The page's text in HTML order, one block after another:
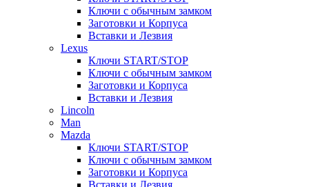
Ключи с обычным замком
Заготовки и Корпуса
Вставки и Лезвия
Lexus
Ключи START/STOP
Ключи с обычным замком
Заготовки и Корпуса
Вставки и Лезвия
Lincoln
Man
Mazda
Ключи START/STOP
Ключи с обычным замком
Заготовки и Корпуса
Вставки и Лезвия